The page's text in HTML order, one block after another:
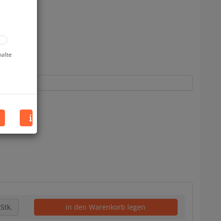
Stk. in den Warenkorb legen